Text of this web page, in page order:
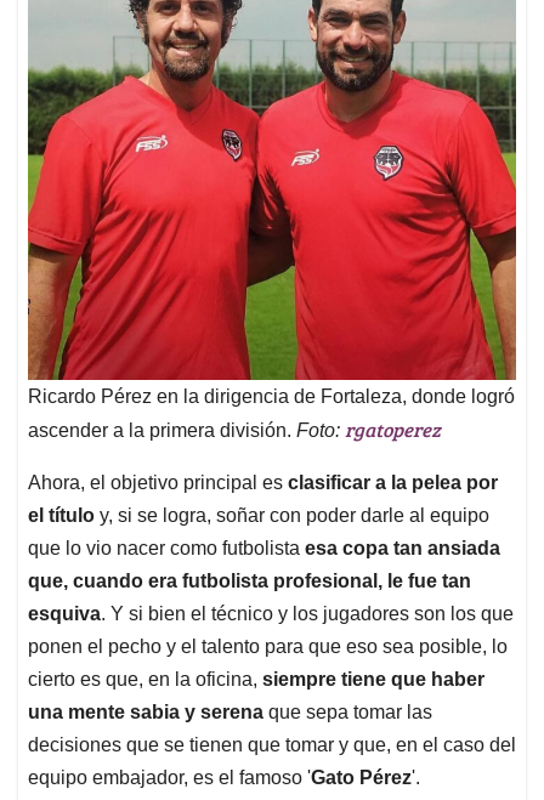
Ricardo Pérez en la dirigencia de Fortaleza, donde logró
ascender a la primera división. Foto: rgatoperez
Ahora, el objetivo principal es clasificar a la pelea por
el título y, si se logra, soñar con poder darle al equipo
que lo vio nacer como futbolista esa copa tan ansiada
que, cuando era futbolista profesional, le fue tan
esquiva. Y si bien el técnico y los jugadores son los que
ponen el pecho y el talento para que eso sea posible, lo
cierto es que, en la oficina, siempre tiene que haber
una mente sabia y serena que sepa tomar las
decisiones que se tienen que tomar y que, en el caso del
equipo embajador, es el famoso 'Gato Pérez'.